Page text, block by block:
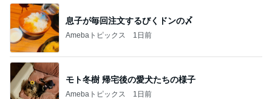
息子が毎回注文するびくドンの〆
Amebaトピックス 1日前
モト冬樹 帰宅後の愛犬たちの様子
Amebaトピックス 1日前